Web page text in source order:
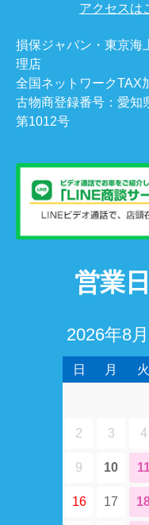
アクセスは
損保ジャパン・東京海
理店
全国ネットワーク
古物商登録番号：愛
第1012号
営業
2026年8月
日 月 火
2 3 4
9 10
16 17